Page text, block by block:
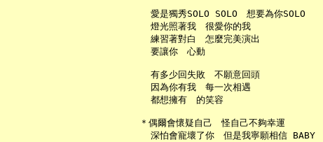
     愛是獨秀SOLO SOLO　想要為你SOLO
     燈光照著我　很愛你的我
     練習著對白　怎麼完美演出
     要讓你　心動
     有多少回失敗　不願意回頭
     因為你有我　每一次相遇
     都想擁有　的笑容
   ＊偶爾會懷疑自己　怪自己不夠幸運
     深怕會寵壞了你　但是我寧願相信 BABY